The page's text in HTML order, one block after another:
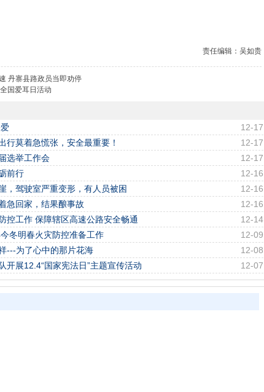
责任编辑：吴如贵
丹寨县路政员当即劝停
国爱耳日活动
12-17
12-17
行莫着急慌张，安全最重要！
12-17
选举工作会
12-16
前行
12-16
，驾驶室严重变形，有人员被困
12-16
急回家，结果酿事故
12-14
控工作 保障辖区高速公路安全畅通
12-09
冬明春火灾防控准备工作
12-08
---为了心中的那片花海
12-07
开展12.4“国家宪法日”主题宣传活动